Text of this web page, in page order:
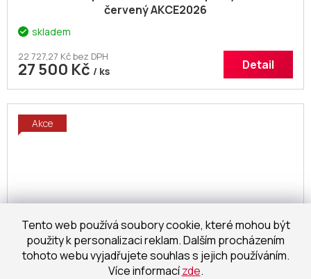
Tento web používá soubory cookie, které mohou být
použity k personalizaci reklam. Dalším procházením
tohoto webu vyjadřujete souhlas s jejich používáním.
Více informacízde.
červený AKCE2026
skladem
22 727,27 Kč bez DPH
27 500 Kč / ks Detail
Akce